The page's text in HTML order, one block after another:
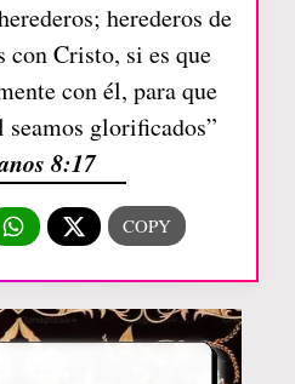
herederos de
con Cristo, si es que
con él, para que
glorificados”
8:17